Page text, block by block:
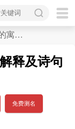
取名藏字的寓意,藏字的解释及诗句
释及诗句
免费测名